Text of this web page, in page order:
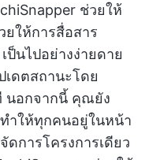
ช่วยให้
ให้การสื่อสาร
ป็นไปอย่างง่ายดาย
ดตสถานะโดย
นอกจากนี้ คุณยัง
ำให้ทุกคนอยู่ในหน้า
ดการโครงการเดียว